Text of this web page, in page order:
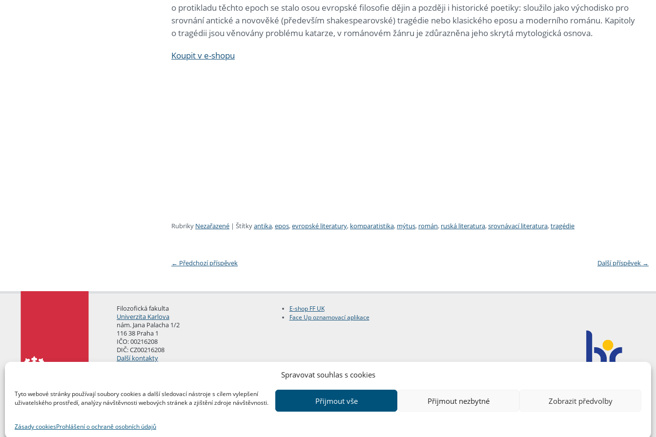
Spravovat souhlas s cookies
Tyto webové stránky používají soubory cookies a další sledovací nástroje s cílem vylepšení
uživatelského prostředí, analýzy návštěvnosti webových stránek a zjištění zdroje návštěvnosti.
Přijmout vše Přijmout nezbytné Zobrazit předvolby
Zásady cookiesProhlášení o ochraně osobních údajů
o protikladu těchto epoch se stalo osou evropské filosofie dějin a později i historické poetiky: sloužilo jako východisko pro
srovnání antické a novověké (především shakespearovské) tragédie nebo klasického eposu a moderního románu. Kapitoly
o tragédii jsou věnovány problému katarze, v románovém žánru je zdůrazněna jeho skrytá mytologická osnova.
Koupit v e-shopu
Rubriky Nezařazené | Štítkyantika,epos,evropské literatury, komparatistika, mýtus, román, ruská literatura,srovnávací literatura,tragédie
← Předchozí příspěvek Další příspěvek →
Filozofická fakulta
Univerzita Karlova
nám. Jana Palacha 1/2
116 38 Praha 1
IČO: 00216208
DIČ: CZ00216208
Další kontakty
E-shop FF UK
Face Up oznamovací aplikace